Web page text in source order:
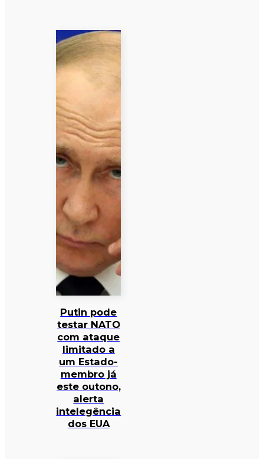
Putin pode
testar NATO
com ataque
limitado a
um Estado-
membro já
este outono,
alerta
intelegência
dos EUA